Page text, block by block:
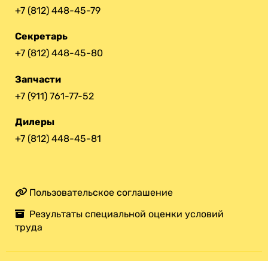
+7 (812) 448-45-79
Секретарь
+7 (812) 448-45-80
Запчасти
+7 (911) 761-77-52
Дилеры
+7 (812) 448-45-81
Пользовательское соглашение
Результаты специальной оценки условий
труда